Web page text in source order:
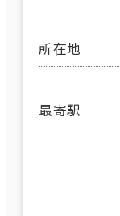
所在地
最寄駅